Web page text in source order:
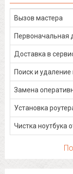
Вызов мастера
Первоначальная
Доставка в
Поиск и удаление
Замена
Установка
Чистка ноутбука